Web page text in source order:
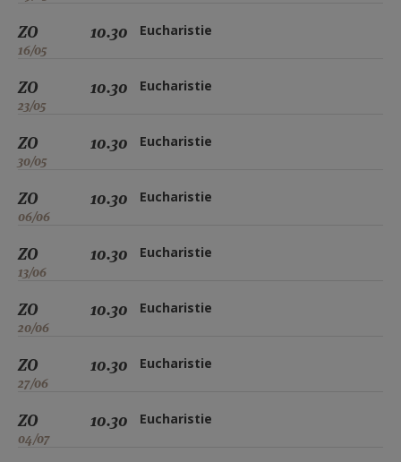
ZO
16/05
10.30 Eucharistie
ZO
23/05
10.30 Eucharistie
ZO
30/05
10.30 Eucharistie
ZO
06/06
10.30 Eucharistie
ZO
13/06
10.30 Eucharistie
ZO
20/06
10.30 Eucharistie
ZO
27/06
10.30 Eucharistie
ZO
04/07
10.30 Eucharistie